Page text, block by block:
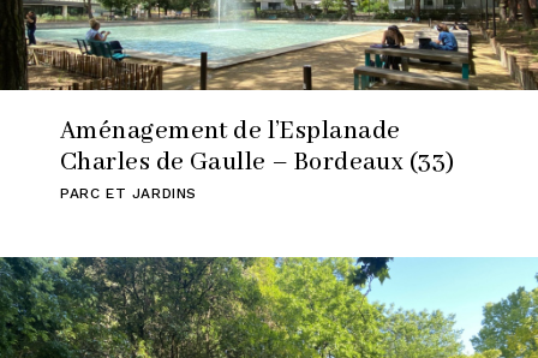
Aménagement de l’Esplanade
Charles de Gaulle – Bordeaux (33)
PARC ET JARDINS